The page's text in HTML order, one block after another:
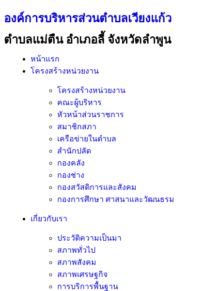
องค์การบริหารส่วนตำบลเวียงแก้ว
ตำบลแม่ตืน อำเภอลี้ จังหวัดลำพูน
หน้าแรก
โครงสร้างหน่วยงาน
โครงสร้างหน่วยงาน
คณะผู้บริหาร
หัวหน้าส่วนราชการ
สมาชิกสภา
เครือข่ายในตำบล
สำนักปลัด
กองคลัง
กองช่าง
กองสวัสดิการและสังคม
กองการศึกษา ศาสนาและวัฒนธรม
เกี่ยวกับเรา
ประวัติความเป็นมา
สภาพทั่วไป
สภาพสังคม
สภาพเศรษฐกิจ
การบริการพื้นฐาน